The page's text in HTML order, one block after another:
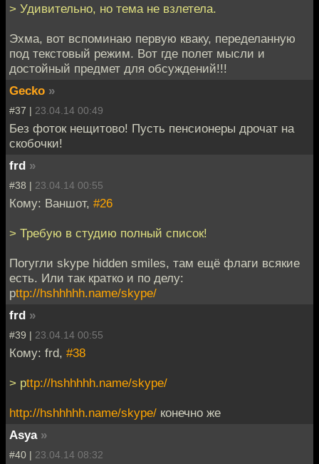
> Удивительно, но тема не взлетела.
Эхма, вот вспоминаю первую кваку, переделанную
под текстовый режим. Вот где полет мысли и
достойный предмет для обсуждений!!!
Gecko »
#37 | 23.04.14 00:49
Без фоток нещитово! Пусть пенсионеры дрочат на
скобочки!
frd »
#38 | 23.04.14 00:55
Кому: Ваншот, #26
> Требую в студию полный список!
Погугли skype hidden smiles, там ещё флаги всякие
есть. Или так кратко и по делу:
рttp://hshhhhh.name/skype/
frd »
#39 | 23.04.14 00:55
Кому: frd, #38
> рttp://hshhhhh.name/skype/
http://hshhhhh.name/skype/ конечно же
Asya »
#40 | 23.04.14 08:32